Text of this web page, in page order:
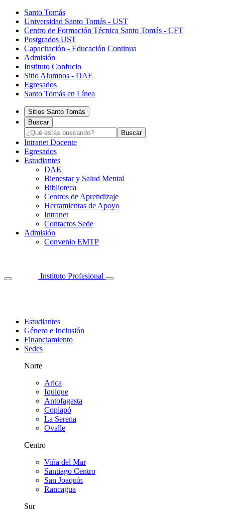
Santo Tomás
Universidad Santo Tomás - UST
Centro de Formación Técnica Santo Tomás - CFT
Postgrados UST
Capacitación - Educación Continua
Admisión
Instituto Confucio
Sitio Alumnos - DAE
Egresados
Santo Tomás en Línea
Sitios Santo Tomás
Buscar
Intranet Docente
Egresados
Estudiantes
DAE
Bienestar y Salud Mental
Biblioteca
Centros de Aprendizaje
Herramientas de Apoyo​
Intranet
Contactos Sede
Admisión
Convenio EMTP
Instituto Profesional
Estudiantes
Género e Inclusión
Financiamiento
Sedes
Norte
Arica
Iquique
Antofagasta
Copiapó
La Serena
Ovalle
Centro
Viña del Mar
Santiago Centro
San Joaquín
Rancagua
Sur